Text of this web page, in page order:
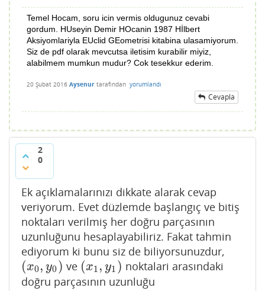
Temel Hocam, soru icin vermis oldugunuz cevabi
gordum. HUseyin Demir HOcanin 1987 Hİlbert
Aksiyomlariyla EUclid GEometrisi kitabina ulasamiyorum.
Siz de pdf olarak mevcutsa iletisim kurabilir miyiz,
alabilmem mumkun mudur? Cok tesekkur ederim.
20 Şubat 2016 Aysenur tarafından yorumlandı
Cevapla
2
0
Ek açıklamalarınızı dikkate alarak cevap
veriyorum. Evet düzlemde başlangıç ve bitiş
noktaları verilmiş her doğru parçasının
uzunluğunu hesaplayabiliriz. Fakat tahmin
ediyorum ki bunu siz de biliyorsunuzdur,
(x0, y0)
(x0,y 0) ve (x1, y1 )
(x1, y 1)
noktalari arasındaki
doğru parçasının uzunluğu